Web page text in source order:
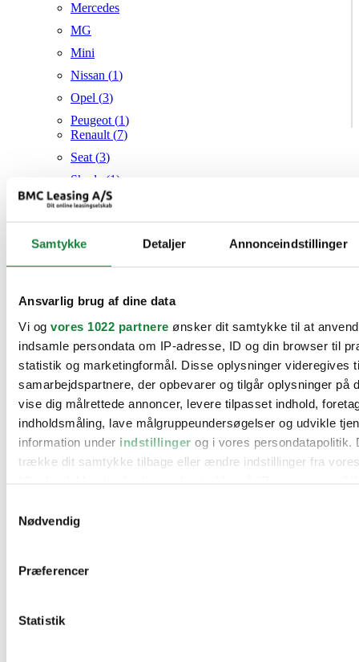
Samtykke Detaljer Annonceindstillinger
Ansvarlig brug af dine data
Vi og vores 1022 partnere ønsker dit samtykke til at
indsamle persondata om IP-adresse, ID og din browser til
statistik og marketingformål. Disse oplysninger videregives
samarbejdspartnere, der opbevarer og tilgår oplysninger på
vise dig målrettede annoncer, levere tilpasset indhold,
indholdsmåling, lave målgruppeundersøgelser og udvikle
information under indstillinger og i vores persondatapolitik.
trække dit samtykke tilbage eller ændre indstillinger fra
Hvis du tillader det, vil vi også gerne:
Identificere din enhed baseret på en scanning af
Dine valg anvendes på hele websitet.
Nødvendig
Præferencer
Statistik
Mercedes
MG
Mini
Nissan (1)
Opel (3)
Peugeot (1)
Renault (7)
Seat (3)
Skoda (1)
Suzuki
Tesla
Toyota (
VW (21)
Mazda
Citroën
Cupra
Dacia
Fiat
Ford
Hyundai
Kia
Mercedes
MG
Mini
Opel
Renault
Seat
Tesla
Værksteder